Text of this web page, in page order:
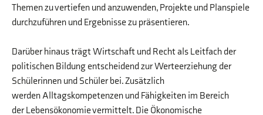
Themen zu vertiefen und anzuwenden, Projekte und Planspiele
durchzuführen und Ergebnisse zu präsentieren.
Darüber hinaus trägt Wirtschaft und Recht als Leitfach der
politischen Bildung entscheidend zur Werteerziehung der
Schülerinnen und Schüler bei. Zusätzlich
werden Alltagskompetenzen und Fähigkeiten im Bereich
der Lebensökonomie vermittelt. Die Ökonomische